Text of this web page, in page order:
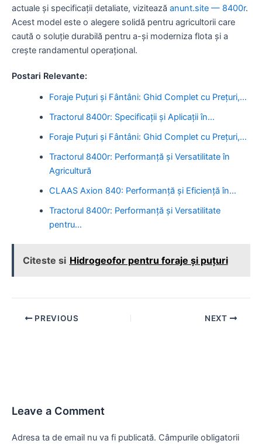
actuale și specificații detaliate, vizitează anunt.site — 8400r.
Acest model este o alegere solidă pentru agricultorii care
caută o soluție durabilă pentru a-și moderniza flota și a
crește randamentul operațional.
Postari Relevante:
Foraje Puțuri și Fântâni: Ghid Complet cu Prețuri,…
Tractorul 8400r: Specificații și Aplicații în…
Foraje Puțuri și Fântâni: Ghid Complet cu Prețuri,…
Tractorul 8400r: Performanță și Versatilitate în
Agricultură
CLAAS Axion 840: Performanță și Eficiență în…
Tractorul 8400r: Performanță și Versatilitate
pentru…
Citeste si Hidrogeofor pentru foraje și puțuri
Post PREVIOUS NEXT
Leave a Comment
Adresa ta de email nu va fi publicată. Câmpurile obligatorii